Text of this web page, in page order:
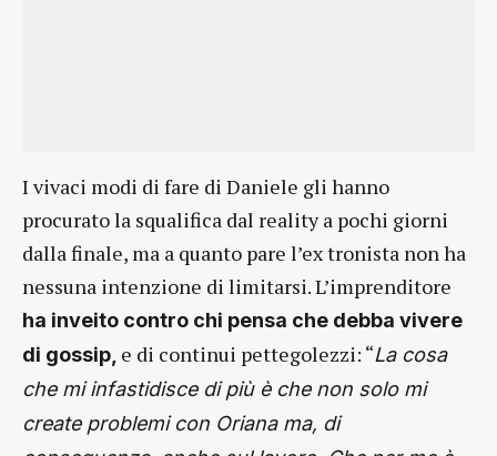
I vivaci modi di fare di Daniele gli hanno
procurato la squalifica dal reality a pochi giorni
dalla finale, ma a quanto pare l’ex tronista non ha
nessuna intenzione di limitarsi. L’imprenditore
ha inveito contro chi pensa che debba vivere
di gossip, e di continui pettegolezzi: “La cosa
che mi infastidisce di più è che non solo mi
create problemi con Oriana ma, di